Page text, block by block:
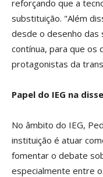
reforçando que a
substituição. "Além
desde o desenho das
contínua, para que os
protagonistas da
Papel do IEG na
No âmbito do IEG,
instituição é atuar
fomentar o debate
especialmente entre